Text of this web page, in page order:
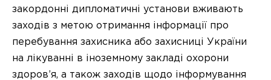
закордонні дипломатичні установи вживають
заходів з метою отримання інформації про
перебування захисника або захисниці України
на лікуванні в іноземному закладі охорони
здоров’я, а також заходів щодо інформування